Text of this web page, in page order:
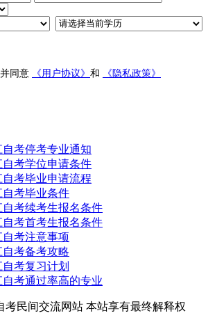
同意 《用户协议》 和 《隐私政策》
自考停考专业通知
自考学位申请条件
自考毕业申请流程
自考毕业条件
自考续考生报名条件
自考首考生报名条件
自考注意事项
自考备考攻略
考复习计划
自考通过率高的专业
考民间交流网站 本站享有最终解释权